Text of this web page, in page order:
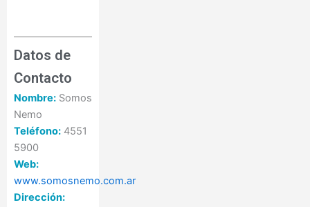
Datos de
Contacto
Nombre: Somos
Nemo
Teléfono: 4551
5900
Web:
www.somosnemo.com.ar
Dirección: